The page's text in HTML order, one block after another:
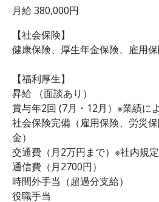
月給 380,000円
【社会保険】
健康保険、厚生年金保険、雇用
【福利厚生】
昇給 （面談あり）
賞与年2回 (7月・12月）※業績に
社会保険完備（雇用保険、労災
金）
交通費（月2万円まで）※社内規
通信費（月2700円）
時間外手当（超過分支給）
役職手当